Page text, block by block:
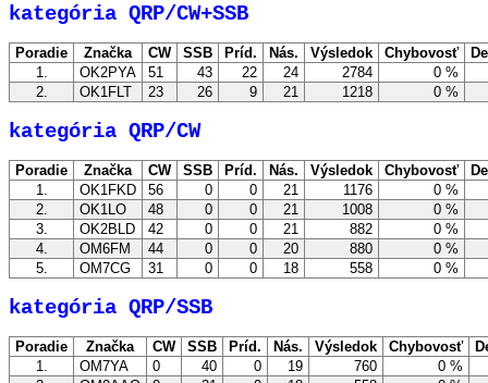
kategória QRP/CW+SSB
Poradie Značka CW SSB Príd. Nás. Výsledok Chybovosť
1.
OK2PYA 51 43 22 24 2784
0 %
2.
OK1FLT 23 26 9 21 1218 0 %
kategória QRP/CW
Poradie Značka CW SSB Príd. Nás. Výsledok Chybovosť
1.
OK1FKD 56 0 0 21 1176
0 %
2.
OK1LO 48 0 0 21 1008
0 %
3.
OK2BLD 42 0 0 21 882
0 %
4.
OM6FM 44 0 0 20 880
0 %
5.
OM7CG 31 0 0 18 558 0 %
kategória QRP/SSB
Poradie Značka CW SSB Príd. Nás. Výsledok Chybovosť
1.
OM7YA 0 40 0 19 760
0 %